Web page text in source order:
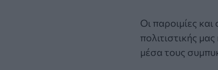
Οι παροιμίες και
πολιτιστικής
μέσα τους